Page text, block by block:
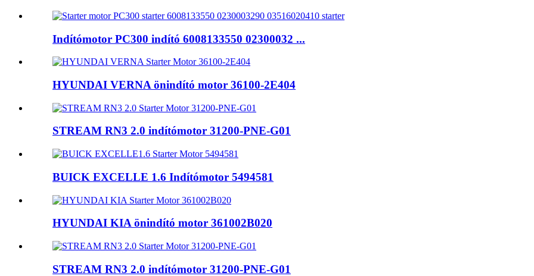
Indítómotor PC300 indító 6008133550 02300032 ...
HYUNDAI VERNA önindító motor 36100-2E404
STREAM RN3 2.0 indítómotor 31200-PNE-G01
BUICK EXCELLE 1.6 Indítómotor 5494581
HYUNDAI KIA önindító motor 361002B020
STREAM RN3 2.0 indítómotor 31200-PNE-G01